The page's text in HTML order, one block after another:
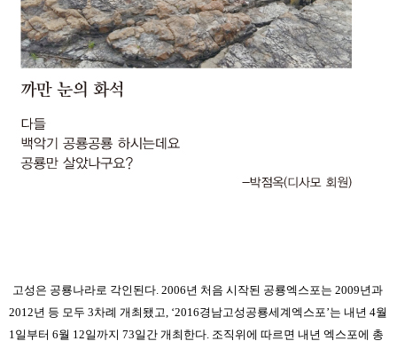
고성은 공룡나라로 각인된다. 2006년 처음 시작된 공룡엑스포는 2009년과
2012년 등 모두 3차례 개최됐고, ‘2016경남고성공룡세계엑스포’는 내년 4월
1일부터 6월 12일까지 73일간 개최한다. 조직위에 따르면 내년 엑스포에 총